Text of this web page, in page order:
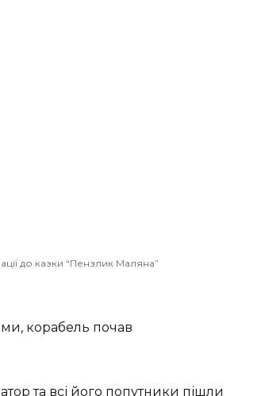
до казки “Пензлик Маляна”
корабель почав
та всі його попутники пішли